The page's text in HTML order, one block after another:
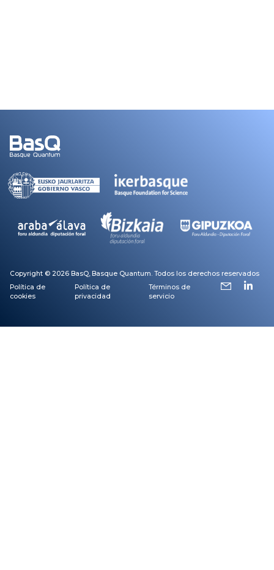
Copyright © 2026 BasQ, Basque Quantum. Todos los derechos reservados
Footer
Política de
cookies
Política de
privacidad
Términos de
servicio